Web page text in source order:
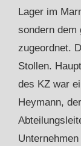
Lager im
sondern dem
zugeordnet.
Stollen.
des KZ war
Heymann,